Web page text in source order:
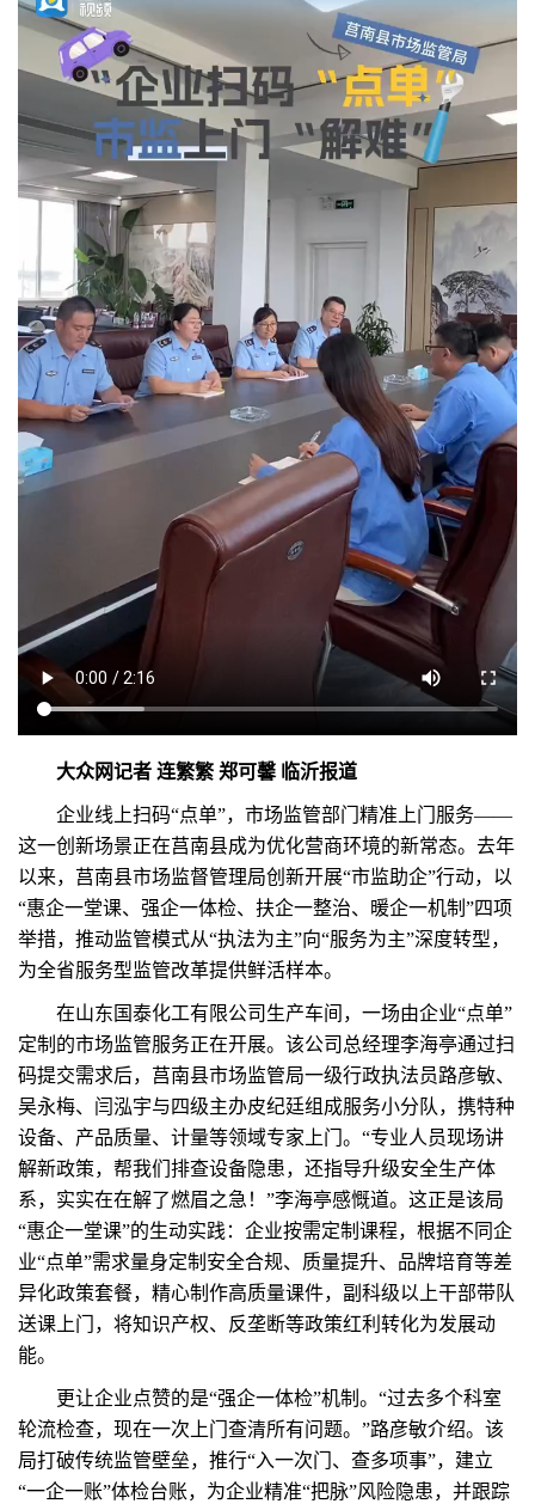
大众网记者 连繁繁 郑可馨 临沂报道
企业线上扫码“点单”，市场监管部门精准上门服务——
这一创新场景正在莒南县成为优化营商环境的新常态。去年
以来，莒南县市场监督管理局创新开展“市监助企”行动，以
“惠企一堂课、强企一体检、扶企一整治、暖企一机制”四项
举措，推动监管模式从“执法为主”向“服务为主”深度转型，
为全省服务型监管改革提供鲜活样本。
在山东国泰化工有限公司生产车间，一场由企业“点单”
定制的市场监管服务正在开展。该公司总经理李海亭通过扫
码提交需求后，莒南县市场监管局一级行政执法员路彦敏、
吴永梅、闫泓宇与四级主办皮纪廷组成服务小分队，携特种
设备、产品质量、计量等领域专家上门。“专业人员现场讲
解新政策，帮我们排查设备隐患，还指导升级安全生产体
系，实实在在解了燃眉之急！”李海亭感慨道。这正是该局
“惠企一堂课”的生动实践：企业按需定制课程，根据不同企
业“点单”需求量身定制安全合规、质量提升、品牌培育等差
异化政策套餐，精心制作高质量课件，副科级以上干部带队
送课上门，将知识产权、反垄断等政策红利转化为发展动
能。
更让企业点赞的是“强企一体检”机制。“过去多个科室
轮流检查，现在一次上门查清所有问题。”路彦敏介绍。该
局打破传统监管壁垒，推行“入一次门、查多项事”，建立
“一企一账”体检台账，为企业精准“把脉”风险隐患，并跟踪